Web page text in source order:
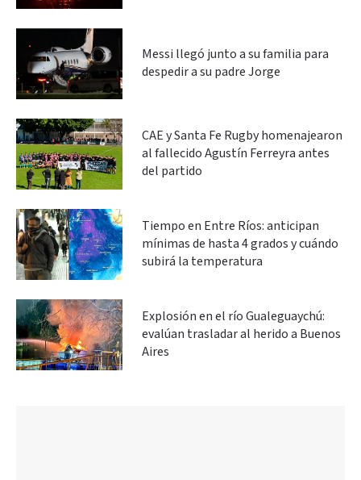
Messi llegó junto a su familia para
despedir a su padre Jorge
CAE y Santa Fe Rugby homenajearon
al fallecido Agustín Ferreyra antes
del partido
Tiempo en Entre Ríos: anticipan
mínimas de hasta 4 grados y cuándo
subirá la temperatura
Explosión en el río Gualeguaychú:
evalúan trasladar al herido a Buenos
Aires